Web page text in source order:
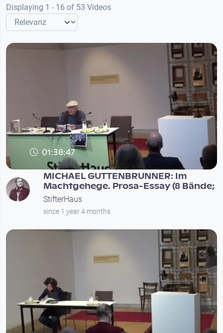
Displaying 1 - 16 of 53 Videos
01:38:47
MICHAEL GUTTENBRUNNER: Im
Machtgehege. Prosa-Essay (8 Bände;
StifterHaus
since 1 year 4 months